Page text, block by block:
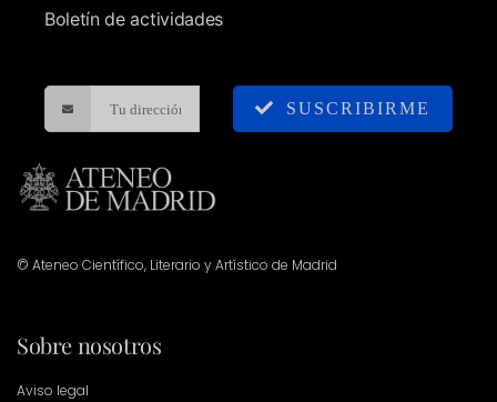
Boletín de actividades
SUSCRIBIRME
© Ateneo Científico, Literario y Artístico de Madrid
Sobre nosotros
Aviso legal